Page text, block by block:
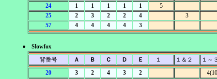
24
1 1 1 1 1
5
25
2 3 2 2 4
3
57
4 4 4 4 3
● Slowfox
背番号
Ａ Ｂ Ｃ Ｄ Ｅ １ １＆２
１
20
3 2 4 3 2